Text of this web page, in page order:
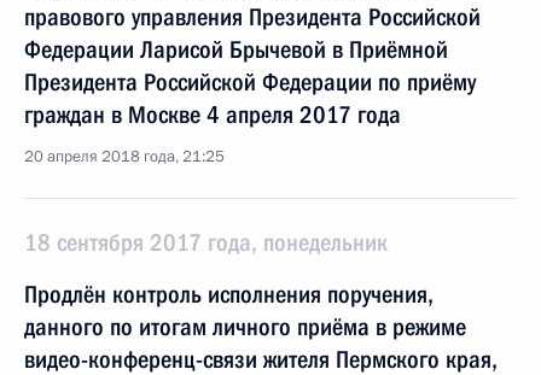
правового управления Президента Российской
Федерации Ларисой Брычевой в Приёмной
Президента Российской Федерации по приёму
граждан в Москве 4 апреля 2017 года
20 апреля 2018 года, 21:25
18 сентября 2017 года, понедельник
Продлён контроль исполнения поручения,
данного по итогам личного приёма в режиме
видео-конференц-связи жителя Пермского края,